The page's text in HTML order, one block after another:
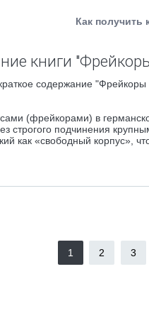
Как получить
книги
содержание "Фрейкоры
(фрейкорами) в
строгого подчинения
как «свободный корпус»,
1 2 3